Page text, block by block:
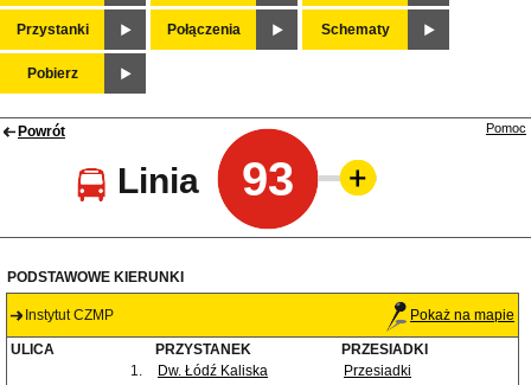
Przystanki Połączenia Schematy
Pobierz
Powrót
Linia 93
Pomoc
PODSTAWOWE KIERUNKI
Instytut CZMP Pokaż na mapie
ULICA PRZYSTANEK
PRZESIADKI
1.
Dw. Łódź Kaliska
Przesiadki